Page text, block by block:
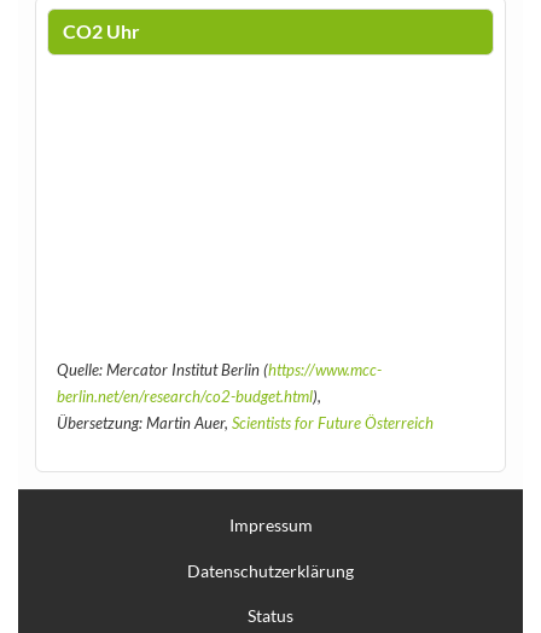
CO2 Uhr
Quelle: Mercator Institut Berlin (https://www.mcc-
berlin.net/en/research/co2-budget.html),
Übersetzung: Martin Auer, Scientists for Future Österreich
Impressum
Datenschutzerklärung
Status